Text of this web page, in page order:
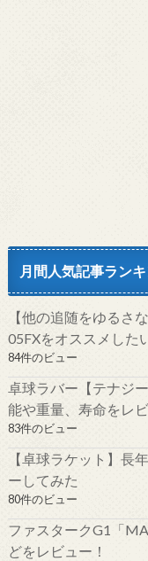
月間人気記事ラン
【他の追随をゆるさ
05FXをオススメした
84件のビュー
卓球ラバー【テナジ
能や重量、寿命をレビ
83件のビュー
【卓球ラケット】長
ーしてみた
80件のビュー
ファスタークG1「
どをレビュー！